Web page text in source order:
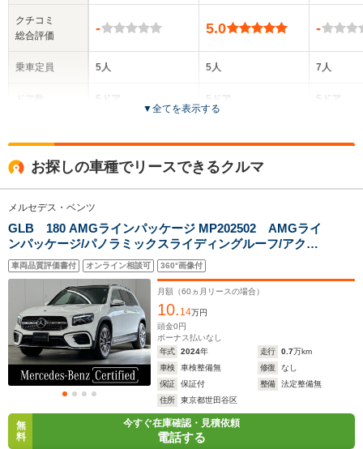
クチコミ
総合評価
乗車定員
サイズ
(全長x全幅x全高)
WLTCモード
燃費
-
5人
5ドア
全高
1.89m～1.92m
全長
4.72m～4.73m
ホイールベース
-m
11.9～18.1km/L
└市街地:9.2～
14.3km/L
18.5km/L
└高速道路:13.4～
5.0
5人
5ドア
全高
1.84m～1.85m
全長
4.42m～4.45m
14.0～16.5km/L
└市街地:10.6～
└郊外:14.3～
16.5km/L
-
7人
5ドア
全
8.5km/L
▼全てを表示する
お探しの車種でリースできるクルマ
メルセデス・ベンツ
GLB 180 AMGラインパッケージ MP202502 AMGライ
ンパッケージ/パノラミックスライディングルーフ/アクテ
ィブディスタンスアシストディストロニック運転席・助
手席シートヒーター/360度カメラ/純正ドライブレコーダ
ー/アンビエントライト64色
車両品質評価書付 オンライン相談可 360°画像付
月額（60 ヵ月リースの場合）
10. 14万円
頭金0円
ボーナス払いなし
年式
2024年 走行 0.7万km
車検
車検整備無 修復
なし
保証
保証付 整備
法定整備無
住所
東京都世田谷区
無
料
今すぐ在庫確認・見積依頼
電話する